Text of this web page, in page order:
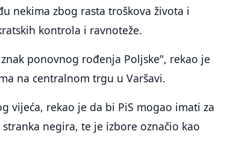
nekima zbog rasta troškova života i
kontrola i ravnoteže.
ponovnog rođenja Poljske", rekao je
na centralnom trgu u Varšavi.
vijeća, rekao je da bi PiS mogao imati za
negira, te je izbore označio kao